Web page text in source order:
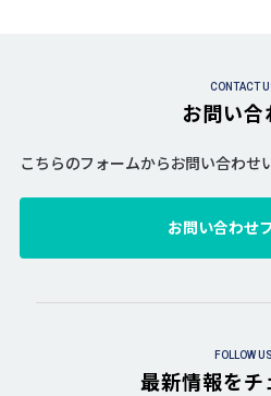
CONTACT
お問い合
こちらのフォームからお問い合わせ
お問い合わせ
FOLLOW US
最新情報をチ